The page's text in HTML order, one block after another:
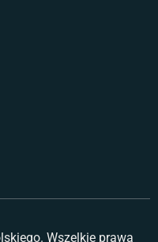
Wszelkie prawa